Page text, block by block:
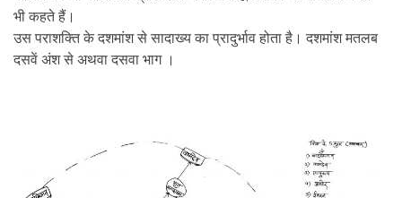
भी कहते हैं।
उस पराशक्‍ति के दशमांश से सादाख्य का प्रादुर्भाव होता है। दशमांश मतलब
दसवें अंश से अथवा दसवा भाग ।